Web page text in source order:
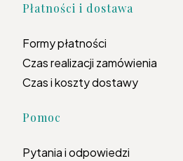
Płatności i dostawa
Formy płatności
Czas realizacji zamówienia
Czas i koszty dostawy
Pomoc
Pytania i odpowiedzi